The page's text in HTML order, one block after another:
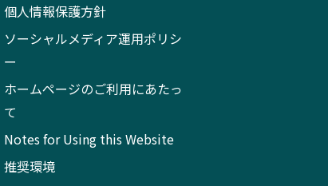
個人情報保護方針
ソーシャルメディア運用ポリシ
ー
ホームページのご利用にあたっ
て
Notes for Using this Website
推奨環境